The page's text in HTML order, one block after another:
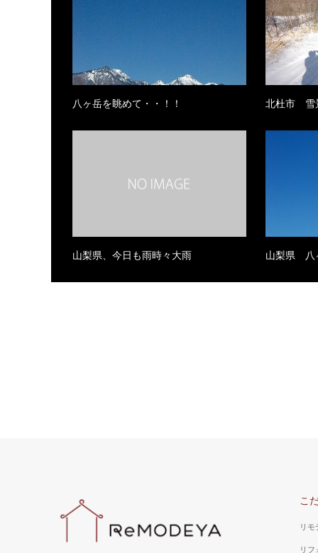
八ヶ岳を眺めて・・！！ 北杜市 雪
山梨県、今日も雨時々大雨 山梨県
こ
リモ
リフ